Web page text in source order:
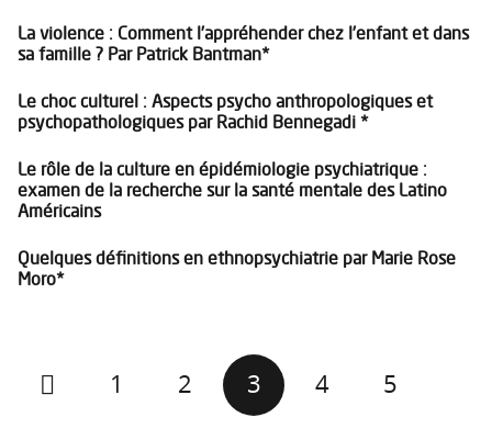
La violence : Comment l’appréhender chez l’enfant et dans
sa famille ? Par Patrick Bantman*
Le choc culturel : Aspects psycho anthropologiques et
psychopathologiques par Rachid Bennegadi *
Le rôle de la culture en épidémiologie psychiatrique :
examen de la recherche sur la santé mentale des Latino
Américains
Quelques définitions en ethnopsychiatrie par Marie Rose
Moro*
1 2 3 4 5